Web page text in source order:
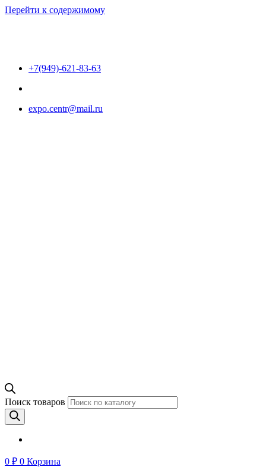
Перейти к содержимому
+7(949)-621-83-63
expo.centr@mail.ru
Поиск товаров
0 ₽ 0 Корзина